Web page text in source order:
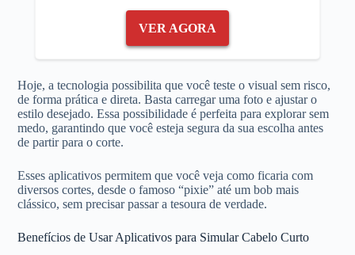
VER AGORA
Hoje, a tecnologia possibilita que você teste o visual sem risco,
de forma prática e direta. Basta carregar uma foto e ajustar o
estilo desejado. Essa possibilidade é perfeita para explorar sem
medo, garantindo que você esteja segura da sua escolha antes
de partir para o corte.
Esses aplicativos permitem que você veja como ficaria com
diversos cortes, desde o famoso “pixie” até um bob mais
clássico, sem precisar passar a tesoura de verdade.
Benefícios de Usar Aplicativos para Simular Cabelo Curto